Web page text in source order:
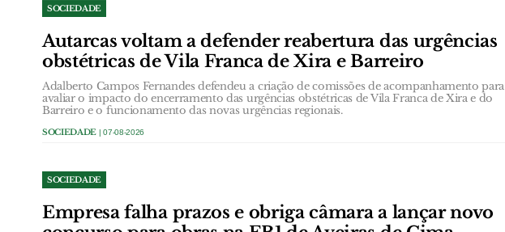
SOCIEDADE
Autarcas voltam a defender reabertura das urgências
obstétricas de Vila Franca de Xira e Barreiro
Adalberto Campos Fernandes defendeu a criação de comissões de acompanhamento para
avaliar o impacto do encerramento das urgências obstétricas de Vila Franca de Xira e do
Barreiro e o funcionamento das novas urgências regionais.
SOCIEDADE | 07-08-2026
SOCIEDADE
Empresa falha prazos e obriga câmara a lançar novo